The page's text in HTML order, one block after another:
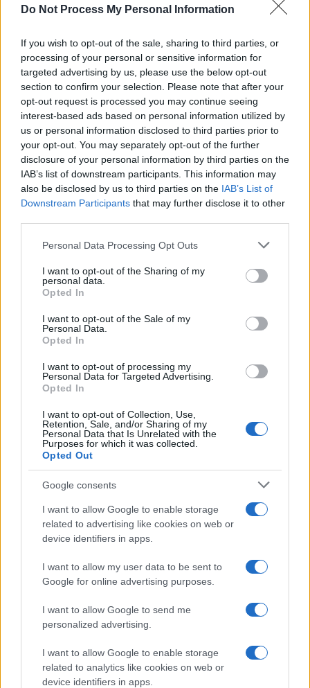
Do Not Process My Personal Information
If you wish to opt-out of the sale, sharing to third parties, or
processing of your personal or sensitive information for
targeted advertising by us, please use the below opt-out
section to confirm your selection. Please note that after your
opt-out request is processed you may continue seeing
interest-based ads based on personal information utilized by
us or personal information disclosed to third parties prior to
your opt-out. You may separately opt-out of the further
disclosure of your personal information by third parties on the
IAB’s list of downstream participants. This information may
also be disclosed by us to third parties on the IAB’s List of
Downstream Participants that may further disclose it to other
Please note that this website/app uses one or more Google
not limited to your visit or usage behaviour. You may click to
grant or deny consent to Google and its third-party tags to
use your data for below specified purposes in below Google
consent section.
Personal Data Processing Opt Outs
I want to opt-out of the Sharing of my
personal data.
Opted In
I want to opt-out of the Sale of my
Personal Data.
Opted In
I want to opt-out of processing my
Personal Data for Targeted Advertising.
Opted In
I want to opt-out of Collection, Use,
Retention, Sale, and/or Sharing of my
Personal Data that Is Unrelated with the
Purposes for which it was collected.
Opted Out
Google consents
I want to allow Google to enable storage
related to advertising like cookies on web or
device identifiers in apps.
I want to allow my user data to be sent to
Google for online advertising purposes.
I want to allow Google to send me
personalized advertising.
I want to allow Google to enable storage
related to analytics like cookies on web or
device identifiers in apps.
Chess Descrizione
Riscopri gratuitamente online il gioco degli scacchi!
Goditi questo classico senza tempo sfruttando le
migliori strategie per battere il computer. Colloca i pezzi
sulla scacchiera e gioca subito gratis!
Panoramica scacchi
Goditi questo classico senza tempo sfruttando le
migliori strategie per battere il computer. Colloca i pezzi
sulla scacchiera e gioca subito gratis!
Come giocare a scacchi
quanto si pensi. Impara qui le regole.
Scegli all’inizio se giocare con il nero o il bianco. Il
bianco gioca sempre per primo. La prima mossa viene
eseguita da un pedone o da un cavallo. I cavalli sono gli
unici pezzi ai quali è consentito saltarne altri sull’intera
scacchiera. Si spostano di due caselle in una direzione e
di una casella nell’altra. Negli scacchi il pedone si sposta
in avanti di due caselle come prima mossa, tuttavia
successivamente può avanzare di una sola casella alla
anteriori.
A questo punto lo scopo diventa eliminare il re
avversario e allo stesso tempo proteggere il proprio,
con tutti i pezzi a disposizione sulla scacchiera. I vari
pezzi possono spostarsi in diversi modi: gli alfieri si
muovono lungo qualsiasi diagonale per un numero